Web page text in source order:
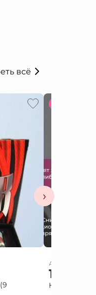
всё
Арт-11927
15 000
Капли жен
›